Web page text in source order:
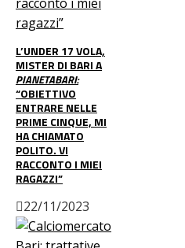
L’UNDER 17 VOLA,
MISTER DI BARI A
PIANETABARI:
“OBIETTIVO
ENTRARE NELLE
PRIME CINQUE, MI
HA CHIAMATO
POLITO. VI
RACCONTO I MIEI
RAGAZZI”
22/11/2023